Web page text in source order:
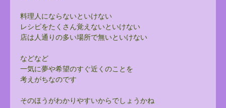
料理人にならないといけない
レシピをたくさん覚えないといけない
店は人通りの多い場所で無いといけない
などなど
一気に夢や希望のすぐ近くのことを
考えがちなのです
そのほうがわかりやすいからでしょうかね